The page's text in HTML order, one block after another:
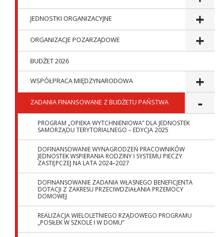
JEDNOSTKI ORGANIZACYJNE
ORGANIZACJE POZARZĄDOWE
BUDŻET 2026
WSPÓŁPRACA MIĘDZYNARODOWA
ZADANIA FINANSOWANE Z BUDŻETU PAŃSTWA
PROGRAM „OPIEKA WYTCHNIENIOWA” DLA JEDNOSTEK
SAMORZĄDU TERYTORIALNEGO – EDYCJA 2025
DOFINANSOWANIE WYNAGRODZEŃ PRACOWNIKÓW
JEDNOSTEK WSPIERANIA RODZINY I SYSTEMU PIECZY
ZASTĘPCZEJ NA LATA 2024–2027
DOFINANSOWANIE ZADANIA WŁASNEGO BENEFICJENTA
DOTACJI Z ZAKRESU PRZECIWDZIAŁANIA PRZEMOCY
DOMOWEJ
REALIZACJA WIELOLETNIEGO RZĄDOWEGO PROGRAMU
„POSIŁEK W SZKOLE I W DOMU”